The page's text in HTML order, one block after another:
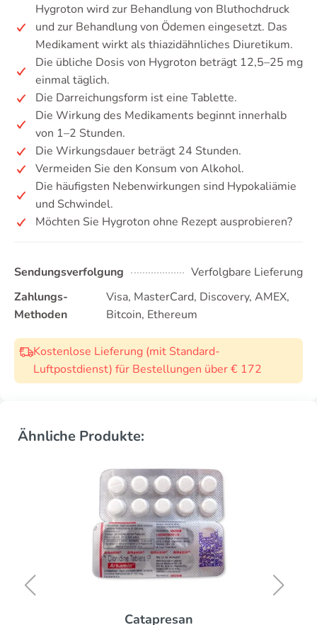
Hygroton wird zur Behandlung von Bluthochdruck
und zur Behandlung von Ödemen eingesetzt. Das
Medikament wirkt als thiazidähnliches Diuretikum.
Die übliche Dosis von Hygroton beträgt 12,5–25 mg
einmal täglich.
Die Darreichungsform ist eine Tablette.
Die Wirkung des Medikaments beginnt innerhalb
von 1–2 Stunden.
Die Wirkungsdauer beträgt 24 Stunden.
Vermeiden Sie den Konsum von Alkohol.
Die häufigsten Nebenwirkungen sind Hypokaliämie
und Schwindel.
Möchten Sie Hygroton ohne Rezept ausprobieren?
Sendungsverfolgung
Verfolgbare Lieferung
Zahlungs-
Methoden
Visa, MasterCard, Discovery, AMEX,
Bitcoin, Ethereum
Kostenlose Lieferung (mit Standard-
Luftpostdienst) für Bestellungen über € 172
Ähnliche Produkte:
Catapresan